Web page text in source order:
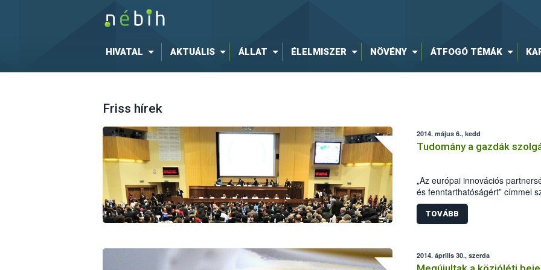
HIVATAL AKTUÁLIS ÁLLAT ÉLELMISZER NÖVÉNY ÁTFOGÓ TÉMÁK
Friss hírek
2014. május 6., kedd
Tudomány a gazdák
„Az európai innovációs
és fenntarthatóságért” címmel
Nemzeti Élelmiszerlánc-
hogy felhívja a figyelmet az
agrárgazdaságban, s ezáltal a
TOVÁBB
2014. április 30., szerda